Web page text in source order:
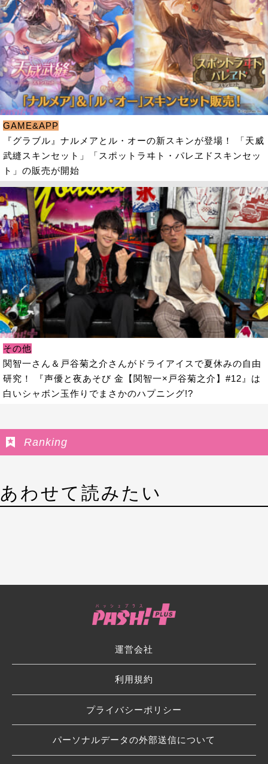
GAME&APP
『グラブル』ナルメアとル・オーの新スキンが登場！ 「天威
武縫スキンセット」「スポットラヰト・パレヱドスキンセッ
ト」の販売が開始
その他
関智一さん＆戸谷菊之介さんがドライアイスで夏休みの自由
研究！ 『声優と夜あそび 金【関智一×戸谷菊之介】#12』は
白いシャボン玉作りでまさかのハプニング!?
Ranking
あわせて読みたい
運営会社
利用規約
プライバシーポリシー
パーソナルデータの外部送信について